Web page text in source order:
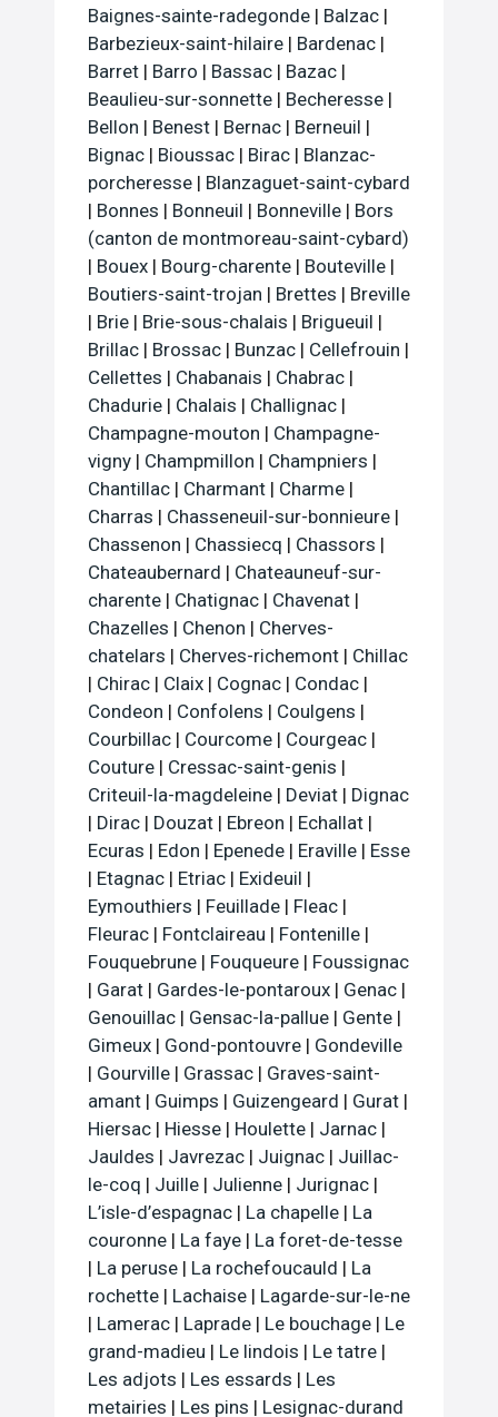
Baignes-sainte-radegonde | Balzac |
Barbezieux-saint-hilaire | Bardenac |
Barret | Barro | Bassac | Bazac |
Beaulieu-sur-sonnette | Becheresse |
Bellon | Benest | Bernac | Berneuil |
Bignac | Bioussac | Birac | Blanzac-
porcheresse | Blanzaguet-saint-cybard
| Bonnes | Bonneuil | Bonneville | Bors
(canton de montmoreau-saint-cybard)
| Bouex | Bourg-charente | Bouteville |
Boutiers-saint-trojan | Brettes | Breville
| Brie | Brie-sous-chalais | Brigueuil |
Brillac | Brossac | Bunzac | Cellefrouin |
Cellettes | Chabanais | Chabrac |
Chadurie | Chalais | Challignac |
Champagne-mouton | Champagne-
vigny | Champmillon | Champniers |
Chantillac | Charmant | Charme |
Charras | Chasseneuil-sur-bonnieure |
Chassenon | Chassiecq | Chassors |
Chateaubernard | Chateauneuf-sur-
charente | Chatignac | Chavenat |
Chazelles | Chenon | Cherves-
chatelars | Cherves-richemont | Chillac
| Chirac | Claix | Cognac | Condac |
Condeon | Confolens | Coulgens |
Courbillac | Courcome | Courgeac |
Couture | Cressac-saint-genis |
Criteuil-la-magdeleine | Deviat | Dignac
| Dirac | Douzat | Ebreon | Echallat |
Ecuras | Edon | Epenede | Eraville | Esse
| Etagnac | Etriac | Exideuil |
Eymouthiers | Feuillade | Fleac |
Fleurac | Fontclaireau | Fontenille |
Fouquebrune | Fouqueure | Foussignac
| Garat | Gardes-le-pontaroux | Genac |
Genouillac | Gensac-la-pallue | Gente |
Gimeux | Gond-pontouvre | Gondeville
| Gourville | Grassac | Graves-saint-
amant | Guimps | Guizengeard | Gurat |
Hiersac | Hiesse | Houlette | Jarnac |
Jauldes | Javrezac | Juignac | Juillac-
le-coq | Juille | Julienne | Jurignac |
L’isle-d’espagnac | La chapelle | La
couronne | La faye | La foret-de-tesse
| La peruse | La rochefoucauld | La
rochette | Lachaise | Lagarde-sur-le-ne
| Lamerac | Laprade | Le bouchage | Le
grand-madieu | Le lindois | Le tatre |
Les adjots | Les essards | Les
metairies | Les pins | Lesignac-durand